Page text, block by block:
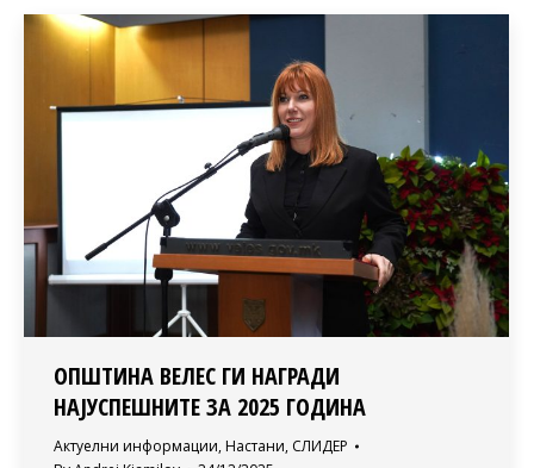
ОПШТИНА ВЕЛЕС ГИ НАГРАДИ
НАЈУСПЕШНИТЕ ЗА 2025 ГОДИНА
Актуелни информации, Настани, СЛИДЕР